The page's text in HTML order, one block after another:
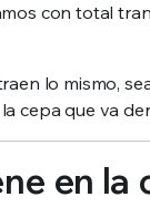
con total
lo mismo,
cepa que va
en la